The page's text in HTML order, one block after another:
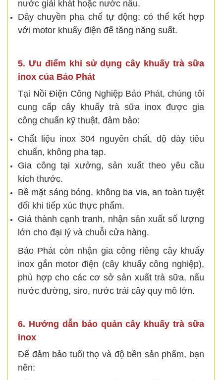
nước giải khát hoặc nước nấu.
Dây chuyền pha chế tự động: có thể kết hợp
với motor khuấy điện để tăng năng suất.
5. Ưu điểm khi sử dụng cây khuấy trà sữa
inox của Bảo Phát
Tại Nồi Điện Công Nghiệp Bảo Phát, chúng tôi
cung cấp cây khuấy trà sữa inox được gia
công chuẩn kỹ thuật, đảm bảo:
Chất liệu inox 304 nguyên chất, độ dày tiêu
chuẩn, không pha tạp.
Gia công tại xưởng, sản xuất theo yêu cầu
kích thước.
Bề mặt sáng bóng, không ba via, an toàn tuyệt
đối khi tiếp xúc thực phẩm.
Giá thành cạnh tranh, nhận sản xuất số lượng
lớn cho đại lý và chuỗi cửa hàng.
Bảo Phát còn nhận gia công riêng cây khuấy
inox gắn motor điện (cây khuấy công nghiệp),
phù hợp cho các cơ sở sản xuất trà sữa, nấu
nước đường, siro, nước trái cây quy mô lớn.
6. Hướng dẫn bảo quản cây khuấy trà sữa
inox
Để đảm bảo tuổi thọ và độ bền sản phẩm, bạn
nên: